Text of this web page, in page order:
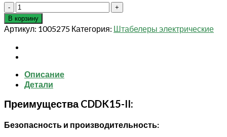
Количество
товара
Штабелер
самоходный
1,5
т
м
XILIN
II
В/
В корзину
Артикул: 1005275 Категория: Штабелеры электрические
Описание
Детали
Преимущества CDDK15-II:
Безопасность и производительность: